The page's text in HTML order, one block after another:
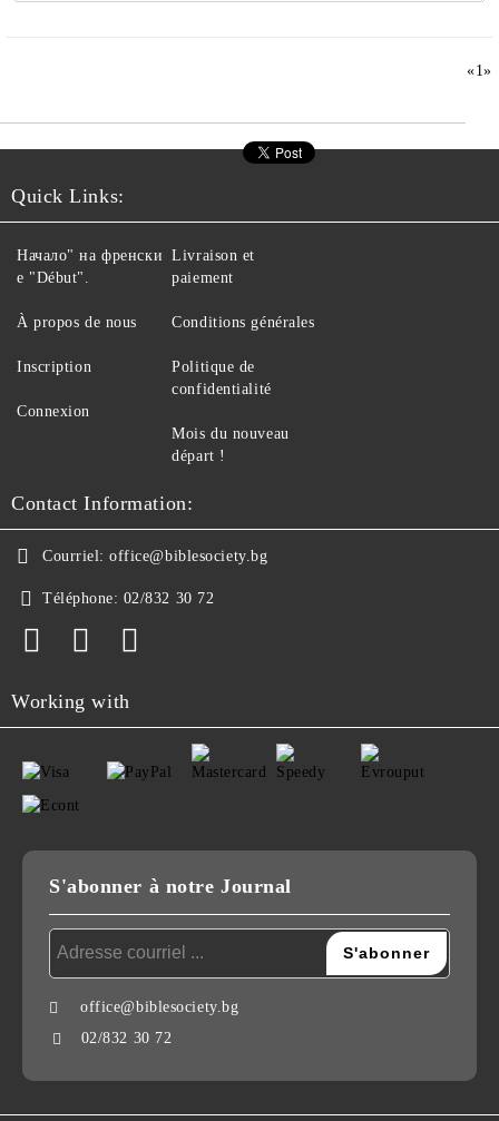
«1»
Quick Links:
Начало" на френски
е "Début".
À propos de nous
Inscription
Connexion
Livraison et
paiement
Conditions générales
Politique de
confidentialité
Mois du nouveau
départ !
Contact Information:
Courriel: office@biblesociety.bg
Téléphone: 02/832 30 72
Working with
S'abonner à notre Journal
office@biblesociety.bg
02/832 30 72